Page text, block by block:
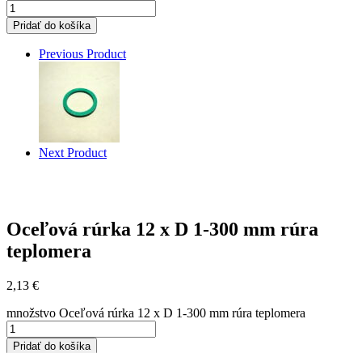
Pridať do košíka
Previous Product
Next Product
Oceľová rúrka 12 x D 1-300 mm rúra
teplomera
2,13 €
množstvo Oceľová rúrka 12 x D 1-300 mm rúra teplomera
Pridať do košíka